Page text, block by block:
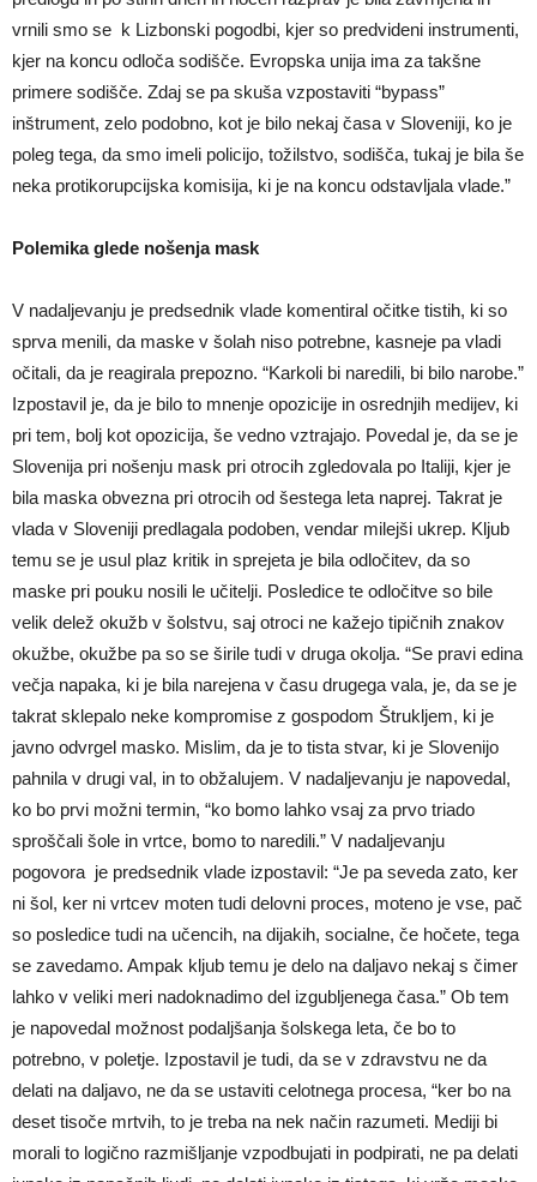
vrnili smo se k Lizbonski pogodbi, kjer so predvideni instrumenti,
kjer na koncu odloča sodišče. Evropska unija ima za takšne
primere sodišče. Zdaj se pa skuša vzpostaviti “bypass”
inštrument, zelo podobno, kot je bilo nekaj časa v Sloveniji, ko je
poleg tega, da smo imeli policijo, tožilstvo, sodišča, tukaj je bila še
neka protikorupcijska komisija, ki je na koncu odstavljala vlade.”
Polemika glede nošenja mask
V nadaljevanju je predsednik vlade komentiral očitke tistih, ki so
sprva menili, da maske v šolah niso potrebne, kasneje pa vladi
očitali, da je reagirala prepozno. “Karkoli bi naredili, bi bilo narobe.”
Izpostavil je, da je bilo to mnenje opozicije in osrednjih medijev, ki
pri tem, bolj kot opozicija, še vedno vztrajajo. Povedal je, da se je
Slovenija pri nošenju mask pri otrocih zgledovala po Italiji, kjer je
bila maska obvezna pri otrocih od šestega leta naprej. Takrat je
vlada v Sloveniji predlagala podoben, vendar milejši ukrep. Kljub
temu se je usul plaz kritik in sprejeta je bila odločitev, da so
maske pri pouku nosili le učitelji. Posledice te odločitve so bile
velik delež okužb v šolstvu, saj otroci ne kažejo tipičnih znakov
okužbe, okužbe pa so se širile tudi v druga okolja. “Se pravi edina
večja napaka, ki je bila narejena v času drugega vala, je, da se je
takrat sklepalo neke kompromise z gospodom Štrukljem, ki je
javno odvrgel masko. Mislim, da je to tista stvar, ki je Slovenijo
pahnila v drugi val, in to obžalujem. V nadaljevanju je napovedal,
ko bo prvi možni termin, “ko bomo lahko vsaj za prvo triado
sproščali šole in vrtce, bomo to naredili.” V nadaljevanju
pogovora je predsednik vlade izpostavil: “Je pa seveda zato, ker
ni šol, ker ni vrtcev moten tudi delovni proces, moteno je vse, pač
so posledice tudi na učencih, na dijakih, socialne, če hočete, tega
se zavedamo. Ampak kljub temu je delo na daljavo nekaj s čimer
lahko v veliki meri nadoknadimo del izgubljenega časa.” Ob tem
je napovedal možnost podaljšanja šolskega leta, če bo to
potrebno, v poletje. Izpostavil je tudi, da se v zdravstvu ne da
delati na daljavo, ne da se ustaviti celotnega procesa, “ker bo na
deset tisoče mrtvih, to je treba na nek način razumeti. Mediji bi
morali to logično razmišljanje vzpodbujati in podpirati, ne pa delati